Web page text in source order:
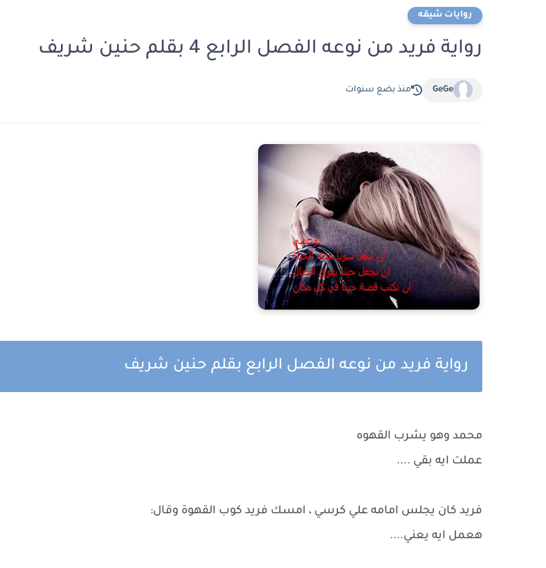
روايات شيقه
رواية فريد من نوعه الفصل الرابع 4 بقلم حنين شريف
GeGe منذ بضع سنوات
رواية فريد من نوعه الفصل الرابع بقلم حنين شريف
محمد وهو يشرب القهوه
عملت ايه بقي ....
فريد كان يجلس امامه علي كرسي ، امسك فريد كوب القهوة وقال:
هعمل ايه يعني....